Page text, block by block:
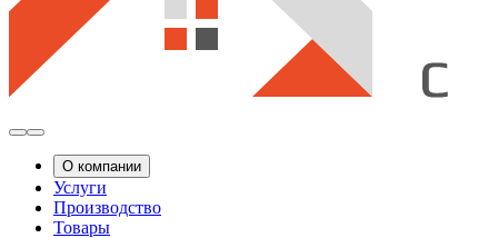
О компании
Услуги
Производство
Товары